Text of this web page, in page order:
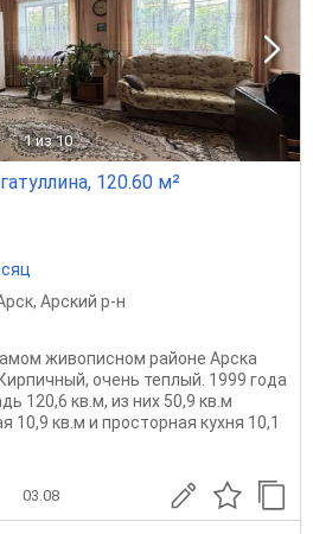
1 из 10
120.60 м²
, Арский р-н
живописном районе Арска
очень теплый. 1999 года
120,6 кв.м, из них 50,9 кв.м
кв.м и просторная кухня 10,1
03.08